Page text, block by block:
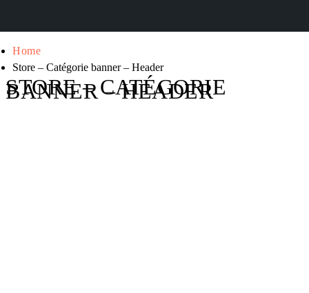
Home
Store – Catégorie banner – Header
STORE – CATÉGORIE
BANNER – HEADER